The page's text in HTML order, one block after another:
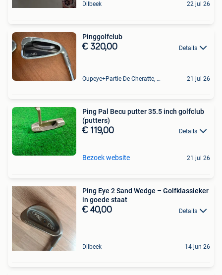
Dilbeek 22 jul 26
Pinggolfclub
€ 320,00 Details
Oupeye+Partie De Cheratte, Herstal Et Wandre 21 jul 26
Ping Pal Becu putter 35.5 inch golfclub
(putters)
€ 119,00 Details
Bezoek website 21 jul 26
Ping Eye 2 Sand Wedge – Golfklassieker
in goede staat
€ 40,00 Details
Dilbeek 14 jun 26